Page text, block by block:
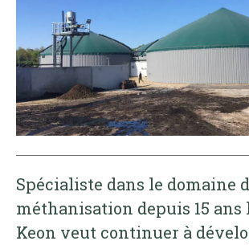
Spécialiste dans le domaine
méthanisation depuis 15 ans
Keon veut continuer à